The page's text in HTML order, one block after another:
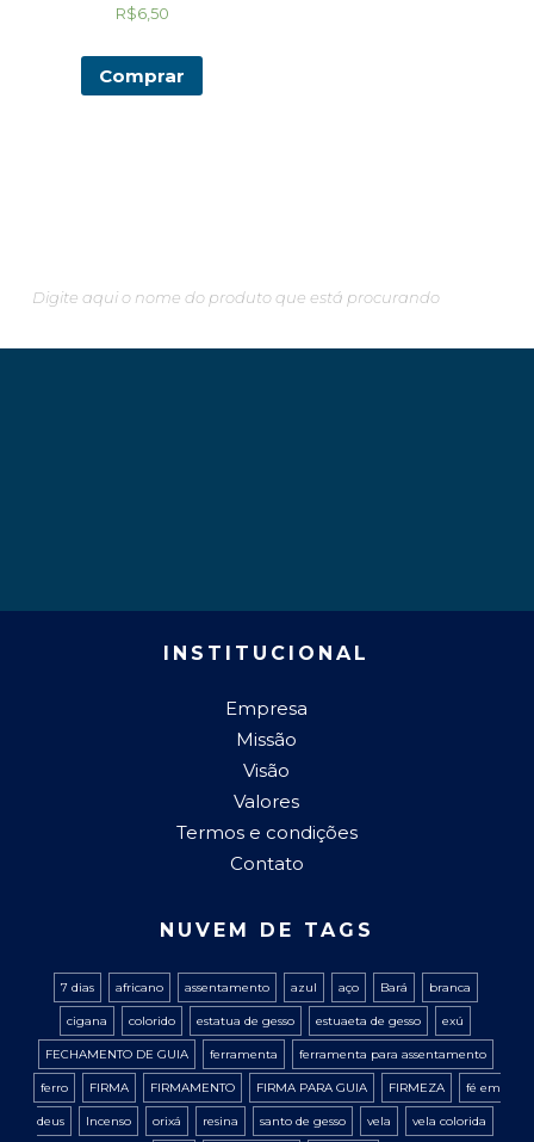
R$6,50
Comprar
INSTITUCIONAL
Empresa
Missão
Visão
Valores
Termos e condições
Contato
NUVEM DE TAGS
7 dias africano assentamento azul aço Bará branca
cigana colorido estatua de gesso estuaeta de gesso exú
FECHAMENTO DE GUIA ferramenta ferramenta para assentamento
ferro FIRMA FIRMAMENTO FIRMA PARA GUIA FIRMEZA fé em
deus Incenso orixá resina santo de gesso vela vela colorida